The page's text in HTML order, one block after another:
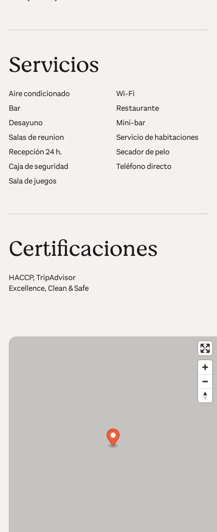
Servicios
Aire condicionado
Wi-Fi
Bar
Restaurante
Desayuno
Mini-bar
Salas de reunion
Servicio de habitaciones
Recepción 24 h.
Secador de pelo
Caja de seguridad
Teléfono directo
Sala de juegos
Certificaciones
HACCP, TripAdvisor
Excellence, Clean & Safe